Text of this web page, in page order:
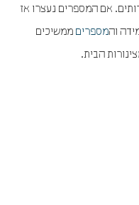
אם המספרים נעצרו אז
והמספרים ממשיכים
הבית.